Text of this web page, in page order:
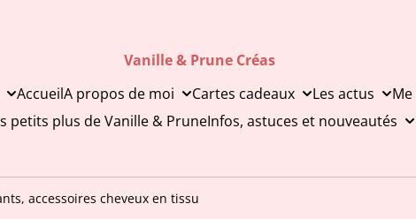
Vanille & Prune Créas
AccueilA propos de moi Cartes cadeaux Les actus
petits plus de Vanille & PruneInfos, astuces et nouveautés
accessoires cheveux en tissu